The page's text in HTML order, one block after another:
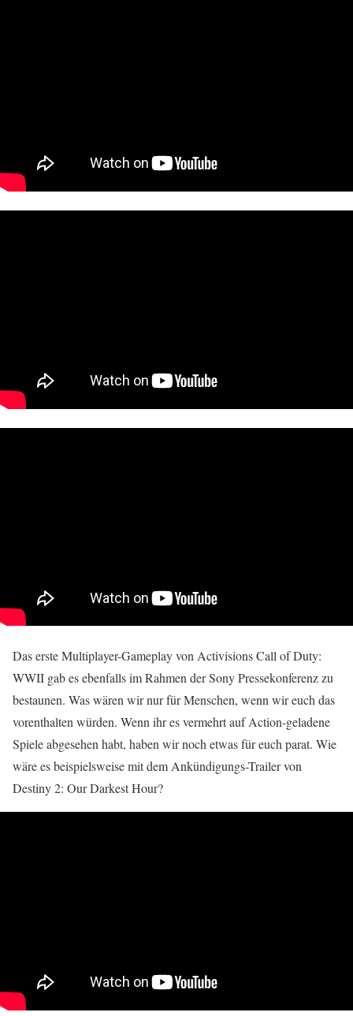
Das erste Multiplayer-Gameplay von Activisions Call of Duty:
WWII gab es ebenfalls im Rahmen der Sony Pressekonferenz zu
bestaunen. Was wären wir nur für Menschen, wenn wir euch das
vorenthalten würden. Wenn ihr es vermehrt auf Action-geladene
Spiele abgesehen habt, haben wir noch etwas für euch parat. Wie
wäre es beispielsweise mit dem Ankündigungs-Trailer von
Destiny 2: Our Darkest Hour?